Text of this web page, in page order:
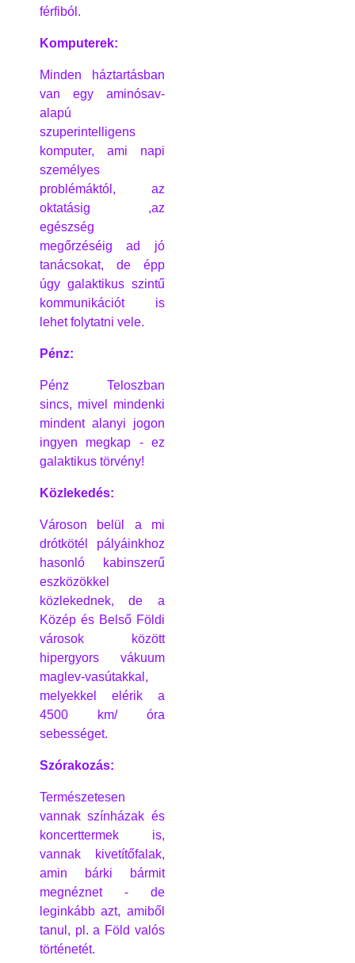
férfiból.
Komputerek:
Minden háztartásban
van egy aminósav-
alapú
szuperintelligens
komputer, ami napi
személyes
problémáktól, az
oktatásig ,az
egészség
megőrzéséig ad jó
tanácsokat, de épp
úgy galaktikus szintű
kommunikációt is
lehet folytatni vele.
Pénz:
Pénz Teloszban
sincs, mivel mindenki
mindent alanyi jogon
ingyen megkap - ez
galaktikus törvény!
Közlekedés:
Városon belül a mi
drótkötél pályáinkhoz
hasonló kabinszerű
eszközökkel
közlekednek, de a
Közép és Belső Földi
városok között
hipergyors vákuum
maglev-vasútakkal,
melyekkel elérik a
4500 km/ óra
sebességet.
Szórakozás:
Természetesen
vannak színházak és
koncerttermek is,
vannak kivetítőfalak,
amin bárki bármit
megnéznet - de
leginkább azt, amiből
tanul, pl. a Föld valós
történetét.